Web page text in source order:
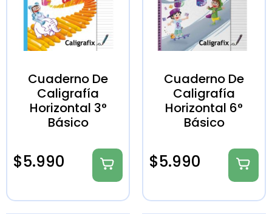
Cuaderno De
Caligrafía
Horizontal 3°
Básico
$5.990
Cuaderno De
Caligrafía
Horizontal 6°
Básico
$5.990